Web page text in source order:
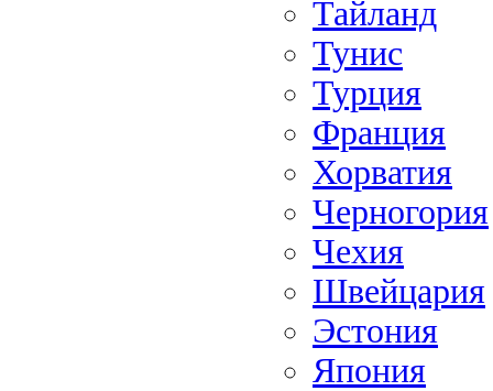
Тайланд
Тунис
Турция
Франция
Хорватия
Черногория
Чехия
Швейцария
Эстония
Япония